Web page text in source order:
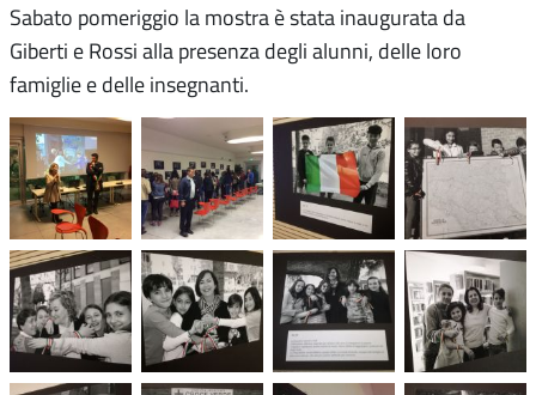
Sabato pomeriggio la mostra è stata inaugurata da
Giberti e Rossi alla presenza degli alunni, delle loro
famiglie e delle insegnanti.